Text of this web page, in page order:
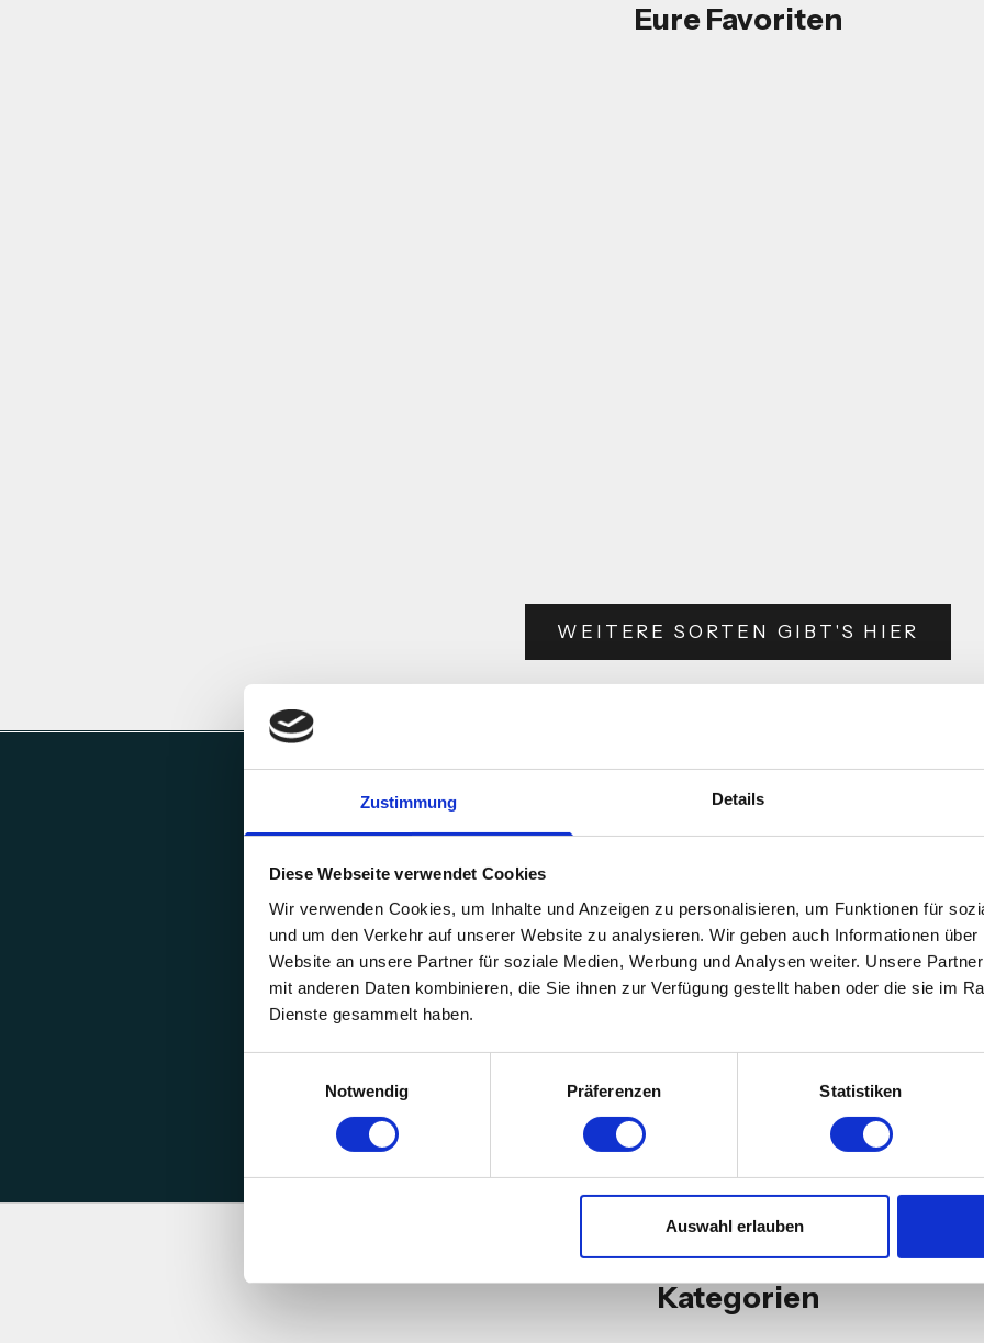
Zustimmung Details
Diese Webseite verwendet Cookies
Wir verwenden Cookies, um Inhalte und Anzeigen zu personalisieren, um Funktionen für
und um den Verkehr auf unserer Website zu analysieren. Wir geben auch Informationen
Website an unsere Partner für soziale Medien, Werbung und Analysen weiter. Unsere
mit anderen Daten kombinieren, die Sie ihnen zur Verfügung gestellt haben oder die sie im
Dienste gesammelt haben.
Notwendig
Präferenzen Statistiken
Auswahl erlauben
Eure Favoriten
WEITERE SORTEN GIBT'S HIER
Schritt 1:
Suche Dir Deine liebste
kompostierbare Kapselsorte
von MY COFFEE CUP aus.
Schritt 2:
Starte Deine Maschine &
genieße umweltfreundlichen
kompatiblen MY COFFEE
CUP Kapseln ohne
Purer
Kategorien